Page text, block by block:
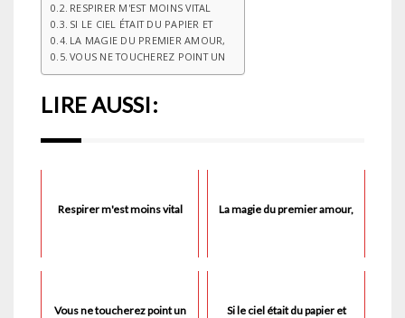
RESPIRER M'EST MOINS VITAL
SI LE CIEL ÉTAIT DU PAPIER ET
LA MAGIE DU PREMIER AMOUR,
VOUS NE TOUCHEREZ POINT UN
LIRE AUSSI:
Respirer m'est moins vital La magie du premier amour,
Vous ne toucherez point un Si le ciel était du papier et